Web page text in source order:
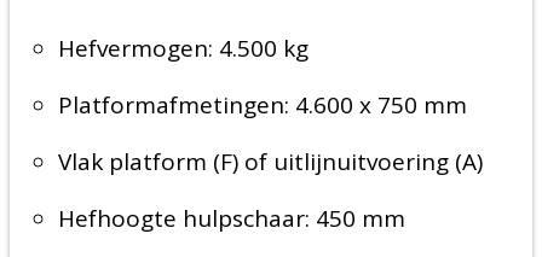
Hefvermogen: 4.500 kg
Platformafmetingen: 4.600 x 750 mm
Vlak platform (F) of uitlijnuitvoering (A)
Hefhoogte hulpschaar: 450 mm